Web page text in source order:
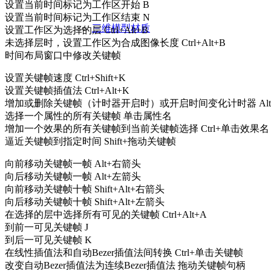
三维模型材质
设置当前时间标记为工作区开始 B
设置当前时间标记为工作区结束 N
设置工作区为选择的层 Ctrl+Alt+B
未选择层时，设置工作区为合成图像长度 Ctrl+Alt+B
时间布局窗口中修改关键帧
设置关键帧速度 Ctrl+Shift+K
设置关键帧插值法 Ctrl+Alt+K
增加或删除关键帧（计时器开启时）或开启时间变化计时器
选择一个属性的所有关键帧 单击属性名
增加一个效果的所有关键帧到当前关键帧选择 Ctrl+单击效果名
逼近关键帧到指定时间 Shift+拖动关键帧
向前移动关键帧一帧 Alt+右箭头
向后移动关键帧一帧 Alt+左箭头
向前移动关键帧十帧 Shift+Alt+右箭头
向后移动关键帧十帧 Shift+Alt+左箭头
在选择的层中选择所有可见的关键帧 Ctrl+Alt+A
到前一可见关键帧 J
到后一可见关键帧 K
在线性插值法和自动Bezer插值法间转换 Ctrl+单击关键帧
改变自动Bezer插值法为连续Bezer插值法 拖动关键帧句柄